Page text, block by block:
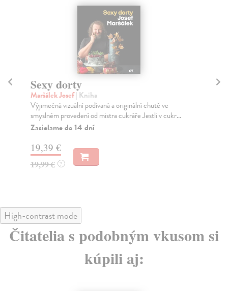
Sexy dorty
Maršálek Josef| Kniha
Výjimečná vizuální podívaná a originální chutě ve
smyslném provedení od mistra cukráře Jestli v cukr...
Zasielame do 14 dní
19,39 €
19,99 € ?
High-contrast mode
Čitatelia s podobným vkusom si
kúpili aj: